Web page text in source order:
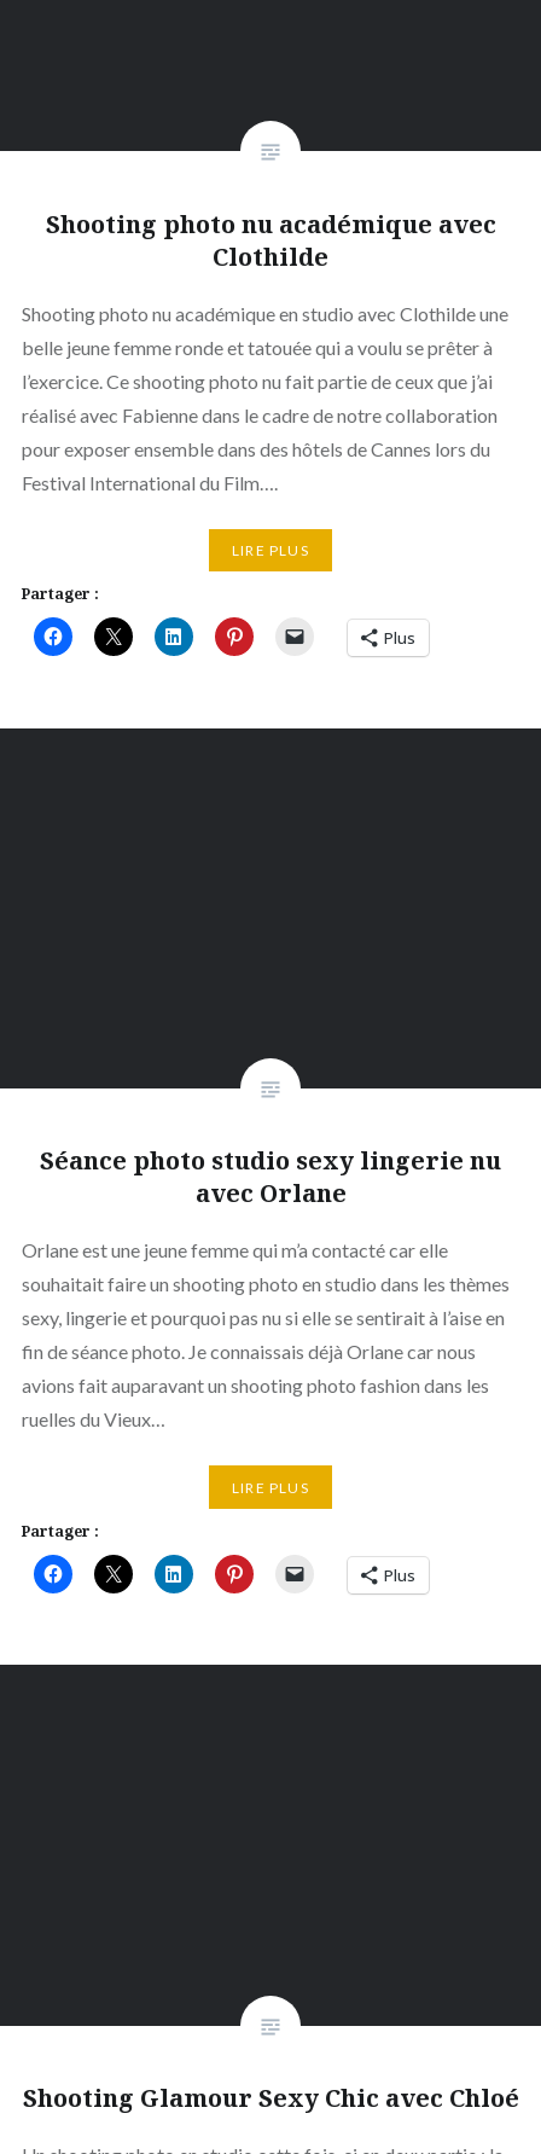
Shooting photo nu académique avec
Clothilde
Shooting photo nu académique en studio avec Clothilde une
belle jeune femme ronde et tatouée qui a voulu se prêter à
l’exercice. Ce shooting photo nu fait partie de ceux que j’ai
réalisé avec Fabienne dans le cadre de notre collaboration
pour exposer ensemble dans des hôtels de Cannes lors du
Festival International du Film….
LIRE PLUS
Partager :
Plus
Séance photo studio sexy lingerie nu
avec Orlane
Orlane est une jeune femme qui m’a contacté car elle
souhaitait faire un shooting photo en studio dans les thèmes
sexy, lingerie et pourquoi pas nu si elle se sentirait à l’aise en
fin de séance photo. Je connaissais déjà Orlane car nous
avions fait auparavant un shooting photo fashion dans les
ruelles du Vieux…
LIRE PLUS
Partager :
Plus
Shooting Glamour Sexy Chic avec Chloé